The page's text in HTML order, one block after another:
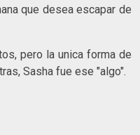
que desea escapar de
pero la unica forma de
Sasha fue ese "algo".